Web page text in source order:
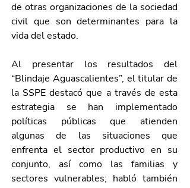
de otras organizaciones de la sociedad
civil que son determinantes para la
vida del estado.
Al presentar los resultados del
“Blindaje Aguascalientes”, el titular de
la SSPE destacó que a través de esta
estrategia se han implementado
políticas públicas que atienden
algunas de las situaciones que
enfrenta el sector productivo en su
conjunto, así como las familias y
sectores vulnerables; habló también